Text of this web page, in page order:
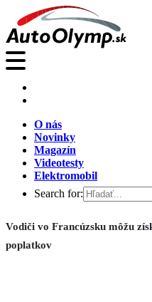
O nás
Novinky
Magazín
Videotesty
Elektromobil
Search for:
Vodiči vo Francúzsku môžu
poplatkov